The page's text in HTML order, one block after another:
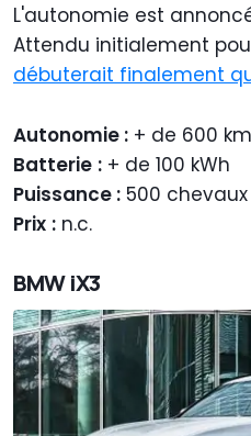
L'autonomie est
Attendu initialement
débuterait finalement
Autonomie : + de 600 km
Batterie : + de 100 kWh
Puissance : 500 chevaux
Prix : n.c.
BMW iX3